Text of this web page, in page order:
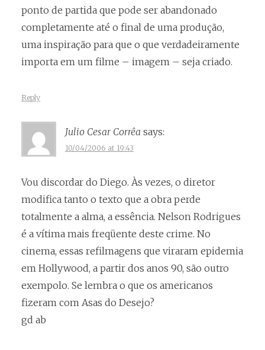
ponto de partida que pode ser abandonado
completamente até o final de uma produção,
uma inspiração para que o que verdadeiramente
importa em um filme – imagem – seja criado.
Reply
Julio Cesar Corrêa says:
10/04/2006 at 19:43
Vou discordar do Diego. Às vezes, o diretor
modifica tanto o texto que a obra perde
totalmente a alma, a essência. Nelson Rodrigues
é a vítima mais freqüente deste crime. No
cinema, essas refilmagens que viraram epidemia
em Hollywood, a partir dos anos 90, são outro
exempolo. Se lembra o que os americanos
fizeram com Asas do Desejo?
gd ab